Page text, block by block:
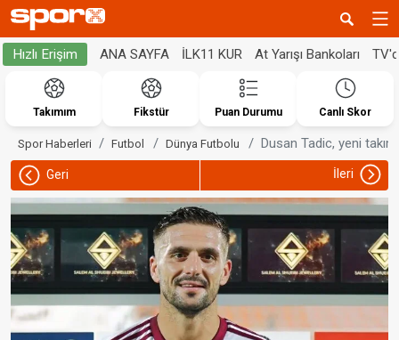
Hızlı Erişim ANA SAYFA İLK11 KUR At Yarışı Bankoları
Takımım Fikstür Puan Durumu Canlı Skor
Spor Haberleri Futbol Dünya Futbolu Dusan Tadic, yeni
Geri İleri